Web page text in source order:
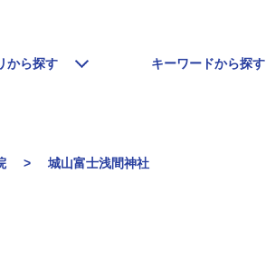
から探す キーワードから探す
城山富士浅間神社